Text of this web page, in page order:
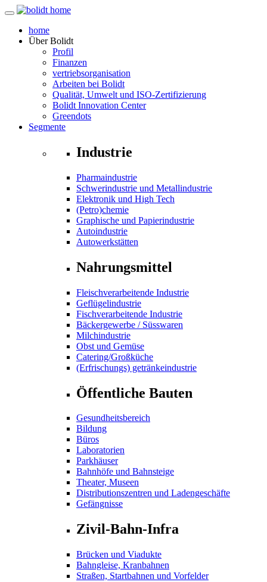
home
ÜberBolidt
Profil
Finanzen
vertriebsorganisation
Arbeiten bei Bolidt
Qualität, Umwelt und ISO-Zertifizierung
Bolidt Innovation Center
Greendots
Segmente
Industrie
Pharmaindustrie
Schwerindustrie und Metallindustrie
Elektronik und High Tech
(Petro)chemie
Graphische und Papierindustrie
Autoindustrie
Autowerkstätten
Nahrungsmittel
Fleischverarbeitende Industrie
Geflügelindustrie
Fischverarbeitende Industrie
Bäckergewerbe / Süsswaren
Milchindustrie
Obst und Gemüse
Catering/Großküche
(Erfrischungs) getränkeindustrie
Öffentliche Bauten
Gesundheitsbereich
Bildung
Büros
Laboratorien
Parkhäuser
Bahnhöfe und Bahnsteige
Theater, Museen
Distributionszentren und Ladengeschäfte
Gefängnisse
Zivil-Bahn-Infra
Brücken und Viadukte
Bahngleise, Kranbahnen
Straßen, Startbahnen und Vorfelder